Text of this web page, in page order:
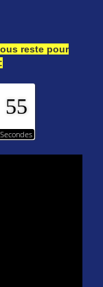
reste pour
55
Secondes